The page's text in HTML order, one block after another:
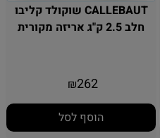
CALLEBAUT שוקולד קליבו
חלב 2.5 ק"ג אריזה מקורית
₪262
הוסף לסל